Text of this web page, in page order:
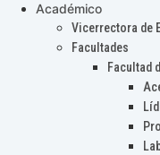
Académico
Vicerrectora de
Facultades
Facultad